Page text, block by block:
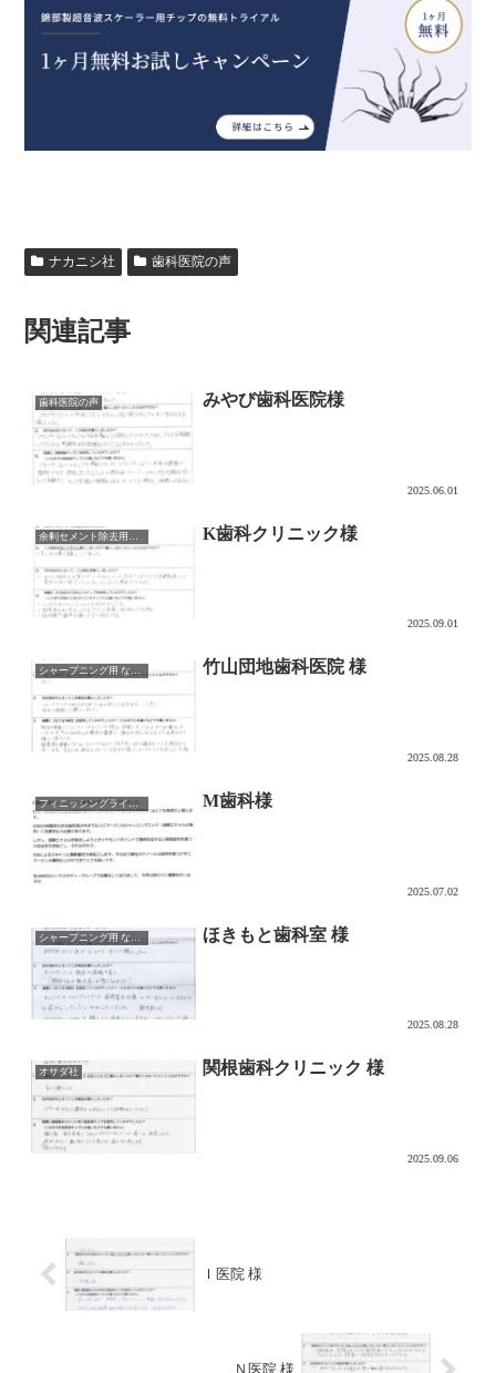
ナカニシ社 歯科医院の声
関連記事
歯科医院の声 みやび歯科医院様
2025.06.01
K歯科クリニック様
2025.09.01
竹山団地歯科医院 様
2025.08.28
フィニッシングライン形成用チップ NAZOL M歯科様
2025.07.02
ほきもと歯科室 様
2025.08.28
オサダ社 関根歯科クリニック 様
2025.09.06
Ｉ医院 様
Ｎ医院 様